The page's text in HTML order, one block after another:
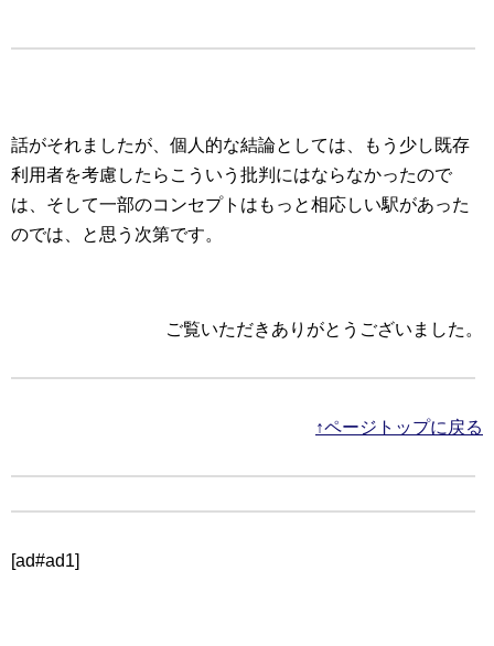
話がそれましたが、個人的な結論としては、もう少し既存
利用者を考慮したらこういう批判にはならなかったので
は、そして一部のコンセプトはもっと相応しい駅があった
のでは、と思う次第です。
ご覧いただきありがとうございました。
↑ページトップに戻る
[ad#ad1]